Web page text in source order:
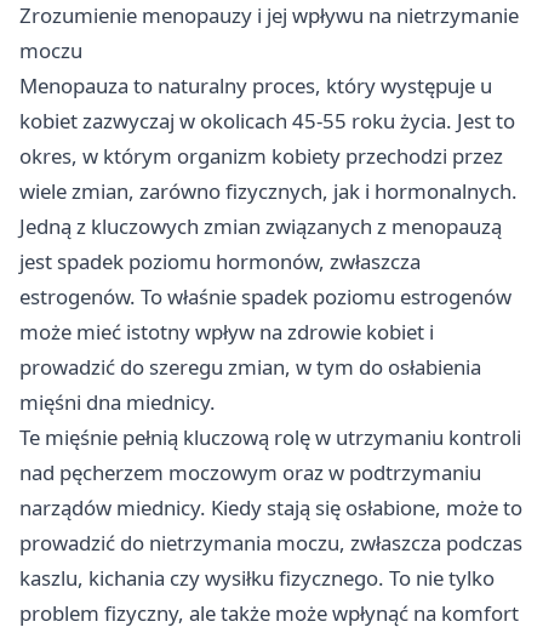
Zrozumienie menopauzy i jej wpływu na nietrzymanie
moczu
Menopauza to naturalny proces, który występuje u
kobiet zazwyczaj w okolicach 45-55 roku życia. Jest to
okres, w którym organizm kobiety przechodzi przez
wiele zmian, zarówno fizycznych, jak i hormonalnych.
Jedną z kluczowych zmian związanych z menopauzą
jest spadek poziomu hormonów, zwłaszcza
estrogenów. To właśnie spadek poziomu estrogenów
może mieć istotny wpływ na zdrowie kobiet i
prowadzić do szeregu zmian, w tym do osłabienia
mięśni dna miednicy.
Te mięśnie pełnią kluczową rolę w utrzymaniu kontroli
nad pęcherzem moczowym oraz w podtrzymaniu
narządów miednicy. Kiedy stają się osłabione, może to
prowadzić do nietrzymania moczu, zwłaszcza podczas
kaszlu, kichania czy wysiłku fizycznego. To nie tylko
problem fizyczny, ale także może wpłynąć na komfort